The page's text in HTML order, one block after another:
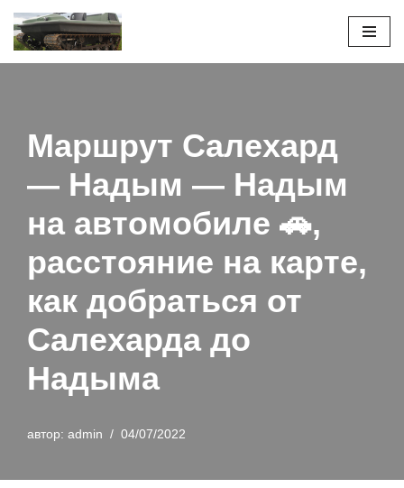
Перейти
Маршрут Салехард
— Надым — Надым
на автомобиле 🚗,
расстояние на карте,
как добраться от
Салехарда до
Надыма
автор: admin 04/07/2022